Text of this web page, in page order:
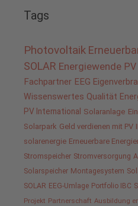
Tags
Photovoltaik
SOLAR Energiewende
Fachpartner EEG
Wissenswertes Qualität
PV International Solaranlage
Solarpark Geld verdienen mit PV
solarenergie Erneuerbare
Stromspeicher Stromversorgung
Solarspeicher Montagesystem
SOLAR EEG-Umlage Portfolio IBC
Projekt Partnerschaft Ausbildung